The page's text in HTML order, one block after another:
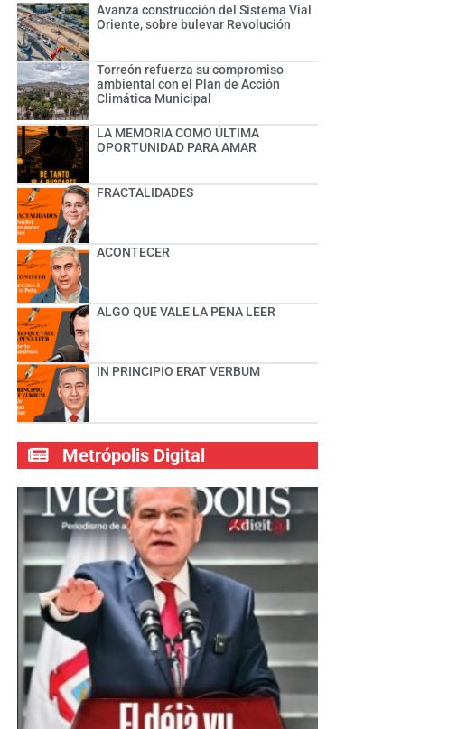
Avanza construcción del Sistema Vial
Oriente, sobre bulevar Revolución
Torreón refuerza su compromiso
ambiental con el Plan de Acción
Climática Municipal
LA MEMORIA COMO ÚLTIMA
OPORTUNIDAD PARA AMAR
FRACTALIDADES
ACONTECER
ALGO QUE VALE LA PENA LEER
IN PRINCIPIO ERAT VERBUM
Metrópolis Digital